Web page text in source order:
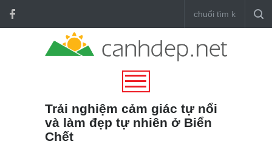
Trải nghiệm cảm giác tự nổi
và làm đẹp tự nhiên ở Biển
Chết